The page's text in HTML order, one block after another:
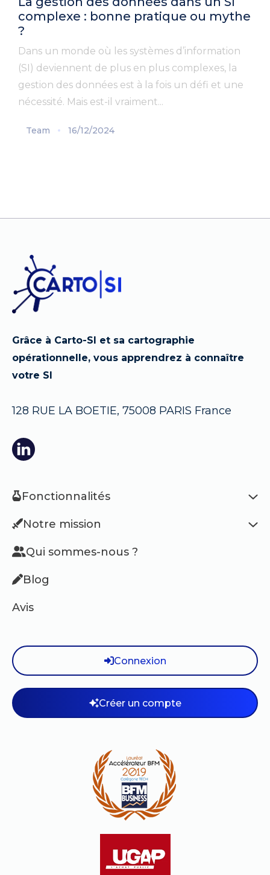
complexe : bonne pratique ou mythe
?
Dans un monde où les systèmes d’information
(SI) deviennent de plus en plus complexes, la
gestion des données est à la fois un défi et une
nécessité. Mais est-il vraiment...
Team 16/12/2024
Grâce à Carto-SI et sa cartographie
opérationnelle, vous apprendrez à connaître
votre SI
128 RUE LA BOETIE, 75008 PARIS France
Fonctionnalités
Notre mission
Qui sommes-nous ?
Blog
Avis
Connexion
Créer un compte